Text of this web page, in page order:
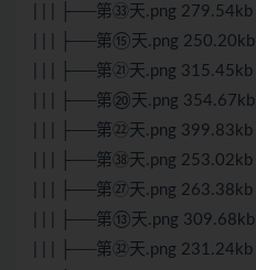
| | | ├──第㉝天.png 279.54kb
| | | ├──第⑮天.png 250.20kb
| | | ├──第㉑天.png 315.45kb
| | | ├──第⑳天.png 354.67kb
| | | ├──第㉒天.png 399.83kb
| | | ├──第㊳天.png 253.02kb
| | | ├──第㉗天.png 263.38kb
| | | ├──第⑬天.png 309.68kb
| | | ├──第㉜天.png 231.24kb